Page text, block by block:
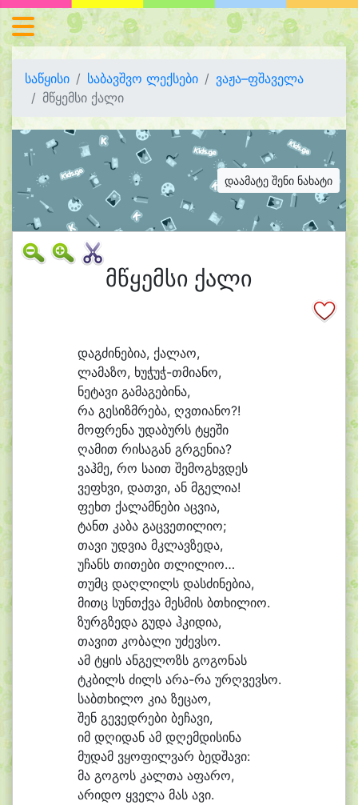
საწყისი საბავშვო ლექსები
ვაჟა–ფშაველა
მწყემსი ქალი
დაამატე შენი ნახატი
მწყემსი ქალი
დაგძინებია, ქალაო,
ლამაზო, ხუჭუჭ-თმიანო,
ნეტავი გამაგებინა,
რა გესიზმრება, ღვთიანო?!
მოფრენა უდაბურს ტყეში
ღამით რისაგან გრგენია?
ვაჰმე, რო საით შემოგხვდეს
ვეფხვი, დათვი, ან მგელია!
ფეხთ ქალამნები აცვია,
ტანთ კაბა გაცვეთილიო;
თავი უდვია მკლავზედა,
უჩანს თითები თლილიო…
თუმც დაღლილს დასძინებია,
მითც სუნთქვა მესმის ბთხილიო.
ზურგზედა გუდა ჰკიდია,
თავით კობალი უძევსო.
ამ ტყის ანგელოზს გოგონას
ტკბილს ძილს არა-რა ურღვევსო.
საბთხილო კია ზეცაო,
შენ გევედრები ბეჩავი,
იმ დღიდან ამ დღემდისინა
მუდამ ვყოფილვარ ბედშავი:
მა გოგოს კალთა აფარო,
არიდო ყველა მას ავი.